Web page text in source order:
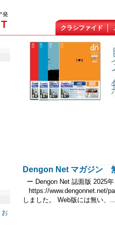
発
クラシファイド
Dengon Net マガジン
ー Dengon Net 誌面版 2025
https://www.dengonnet.net/
しました。 Web版には無い、